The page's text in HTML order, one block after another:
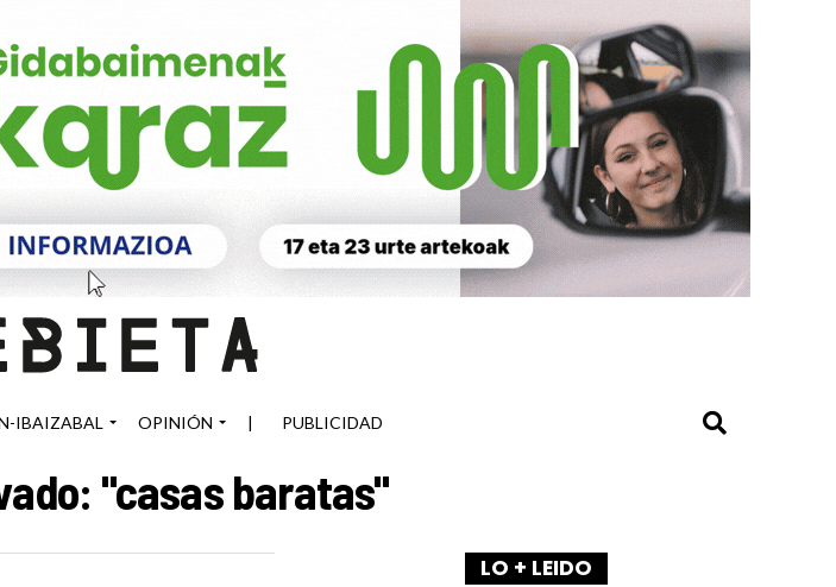
IBAIZABAL OPINIÓN | PUBLICIDAD
"casas baratas"
LO + LEIDO